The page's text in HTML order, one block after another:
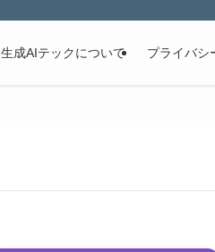
生成AIテックについて プライバシ